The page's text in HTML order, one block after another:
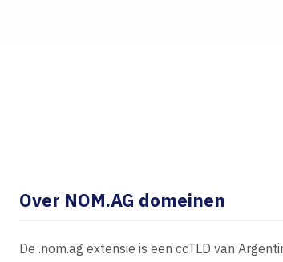
Over NOM.AG domeinen
De .nom.ag extensie is een ccTLD van